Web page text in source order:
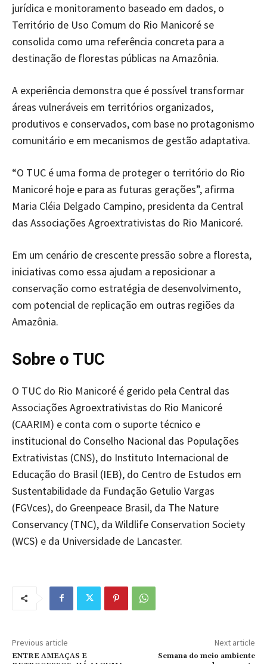
jurídica e monitoramento baseado em dados, o
Território de Uso Comum do Rio Manicoré se
consolida como uma referência concreta para a
destinação de florestas públicas na Amazônia.
A experiência demonstra que é possível transformar
áreas vulneráveis em territórios organizados,
produtivos e conservados, com base no protagonismo
comunitário e em mecanismos de gestão adaptativa.
“O TUC é uma forma de proteger o território do Rio
Manicoré hoje e para as futuras gerações”, afirma
Maria Cléia Delgado Campino, presidenta da Central
das Associações Agroextrativistas do Rio Manicoré.
Em um cenário de crescente pressão sobre a floresta,
iniciativas como essa ajudam a reposicionar a
conservação como estratégia de desenvolvimento,
com potencial de replicação em outras regiões da
Amazônia.
Sobre o TUC
O TUC do Rio Manicoré é gerido pela Central das
Associações Agroextrativistas do Rio Manicoré
(CAARIM) e conta com o suporte técnico e
institucional do Conselho Nacional das Populações
Extrativistas (CNS), do Instituto Internacional de
Educação do Brasil (IEB), do Centro de Estudos em
Sustentabilidade da Fundação Getulio Vargas
(FGVces), do Greenpeace Brasil, da The Nature
Conservancy (TNC), da Wildlife Conservation Society
(WCS) e da Universidade de Lancaster.
Previous article
ENTRE AMEAÇAS E
Next article
Semana do meio ambiente